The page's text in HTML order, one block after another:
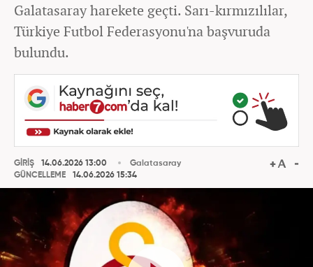
Galatasaray harekete geçti. Sarı-kırmızılılar,
Türkiye Futbol Federasyonu'na başvuruda
bulundu.
GİRİŞ
14.06.2026 13:00
GÜNCELLEME
14.06.2026 15:34
Galatasaray